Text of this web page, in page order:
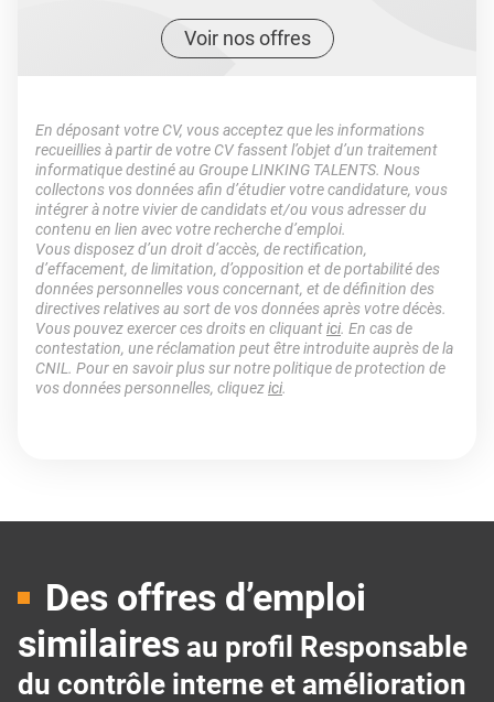
Voir nos offres
En déposant votre CV, vous acceptez que les informations
recueillies à partir de votre CV fassent l’objet d’un traitement
informatique destiné au Groupe LINKING TALENTS. Nous
collectons vos données afin d’étudier votre candidature, vous
intégrer à notre vivier de candidats et/ou vous adresser du
contenu en lien avec votre recherche d’emploi.
Vous disposez d’un droit d’accès, de rectification,
d’effacement, de limitation, d’opposition et de portabilité des
données personnelles vous concernant, et de définition des
directives relatives au sort de vos données après votre décès.
Vous pouvez exercer ces droits en cliquantici. En cas de
contestation, une réclamation peut être introduite auprès de la
CNIL. Pour en savoir plus sur notre politique de protection de
vos données personnelles, cliquezici.
Des offres d’emploi
similaires au profil Responsable
du contrôle interne et amélioration